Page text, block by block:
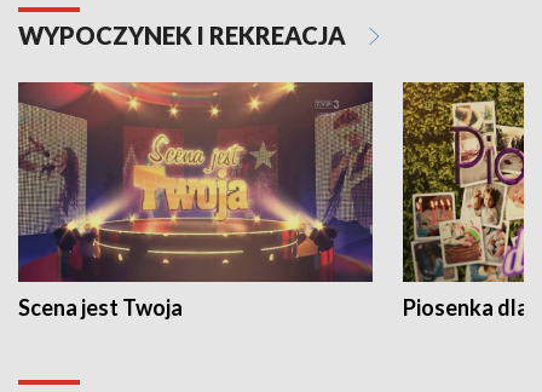
WYPOCZYNEK I REKREACJA
Scena jest Twoja Piosenka dla